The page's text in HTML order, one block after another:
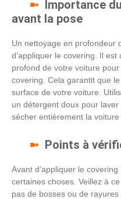
Importance
avant la pose
Un nettoyage en profondeur
d’appliquer le covering. Il
profond de votre voiture
covering. Cela garantit que
surface de votre voiture.
un détergent doux pour laver
sécher entièrement la
Points à
Avant d’appliquer le
certaines choses. Veillez à
pas de bosses ou de